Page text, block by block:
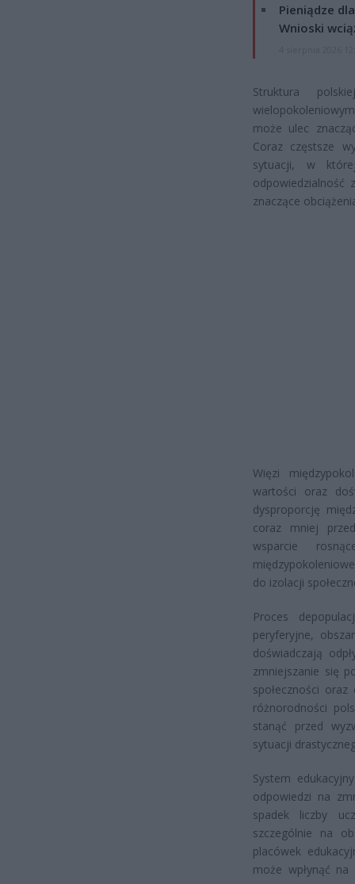
Pieniądze
Wnioski
Struktura
może ulec
Coraz częstsze
sytuacji, w
odpowiedzialność
znaczące
Więzi
wartości oraz
dysproporcję
coraz mniej
wsparcie
do izolacji
Proces
peryferyjne,
doświadczają
zmniejszanie się
społeczności
różnorodności
stanąć przed
sytuacji
System
odpowiedzi na
spadek liczby
szczególnie na
placówek
może wpłynąć